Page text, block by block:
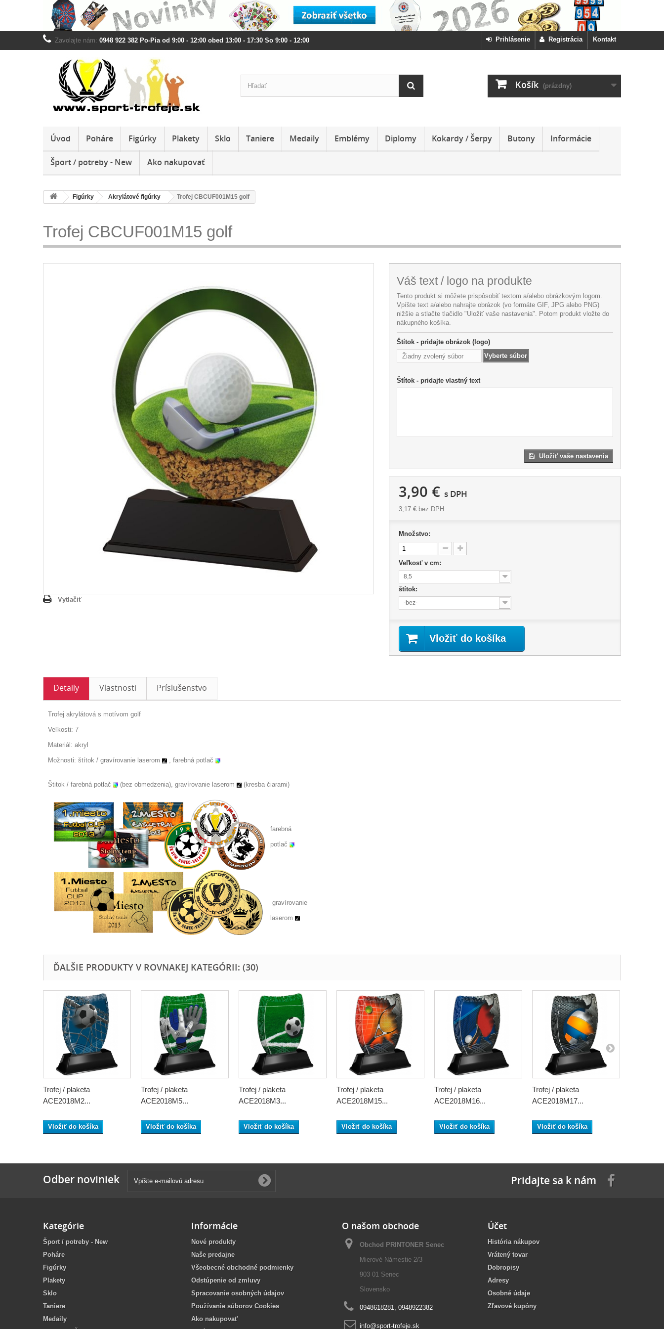
Kontakt
Zavolajte nám: 0948 922 382 Po-Pia od 9:00 - 12:00 obed 13:00 - 17:30 So 9:00 - 12:00 Registrácia
Prihlásenie
Košík (prázdny)
Úvod Poháre Figúrky Plakety Sklo Taniere Medaily Emblémy Diplomy Kokardy / Šerpy Butony Informácie
Šport / potreby - New Ako nakupovať
Figúrky Akrylátové figúrky Trofej CBCUF001M15 golf
Trofej CBCUF001M15 golf
Vytlačiť
Váš text / logo na produkte
Tento produkt si môžete prispôsobiť textom a/alebo obrázkovým logom.
Vpíšte text a/alebo nahrajte obrázok (vo formáte GIF, JPG alebo PNG)
nižšie a stlačte tlačidlo "Uložiť vaše nastavenia". Potom produkt vložte do
nákupného košíka.
Štítok - pridajte obrázok (logo)
Žiadny zvolený súbor
Vyberte súbor
Štítok - pridajte vlastný text
Uložiť vaše nastavenia
3,90 € s DPH
3,17 €bez DPH
Množstvo:
Veľkosť v cm:
8,5
štítok:
-bez-
Vložiť do košíka
Detaily Vlastnosti Príslušenstvo
Trofej akrylátová s motívom golf
Veľkosti: 7
Materiál: akryl
Možnosti: štítok / gravírovanie laserom , farebná potlač
Štitok / farebná potlač (bez obmedzenia), gravírovanie laserom (kresba čiarami)
farebná
potlač
gravírovanie
laserom
ĎALŠIE PRODUKTY V ROVNAKEJ KATEGÓRII: (30)
Trofej / plaketa
ACE2018M2...
Vložiť do košíka
Trofej / plaketa
ACE2018M5...
Vložiť do košíka
Trofej / plaketa
ACE2018M3...
Vložiť do košíka
Trofej / plaketa
ACE2018M15...
Vložiť do košíka
Trofej / plaketa
ACE2018M16...
Vložiť do košíka
Trofej / plaketa
ACE2018M17...
Vložiť do košíka
Odber noviniek Pridajte sa k nám
Kategórie
Šport / potreby - New
Poháre
Figúrky
Plakety
Sklo
Taniere
Medaily
Informácie
Nové produkty
Naše predajne
Všeobecné obchodné podmienky
Odstúpenie od zmluvy
Spracovanie osobných údajov
Používanie súborov Cookies
Ako nakupovať
O našom obchode
Obchod PRINTONER Senec
Mierové Námestie 2/3
903 01 Senec
Slovensko
0948618281, 0948922382
info@sport-trofeje.sk
Účet
História nákupov
Vrátený tovar
Dobropisy
Adresy
Osobné údaje
Zľavové kupóny